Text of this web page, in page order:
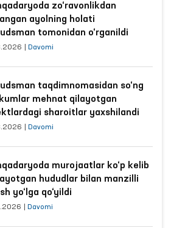
zo‘ravonlikdan
ayolning holati
tomonidan o‘rganildi
Davomi
taqdimnomasidan so‘ng
mehnat qilayotgan
sharoitlar yaxshilandi
Davomi
murojaatlar ko‘p kelib
hududlar bilan manzilli
yo‘lga qo‘yildi
Davomi